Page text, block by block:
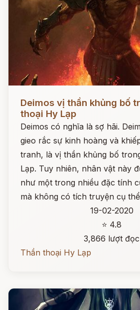
Deimos vị thần khủng bố
thoại Hy Lạp
Deimos có nghĩa là sợ hãi.
gieo rắc sự kinh hoàng và
tranh, là vị thần khủng bố
Lạp. Tuy nhiên, nhân vật này
như một trong nhiều đặc tính
mà không có tích truyện cụ
19-02-2020
⭐ 4.8
3,866 lượt đọc
Thần thoại Hy Lạp